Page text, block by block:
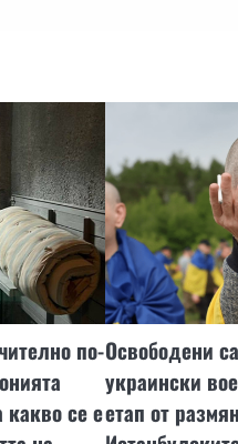
по-
се е
Освободени
украински
етап от